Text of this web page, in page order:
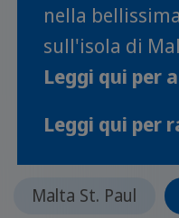
nella
sull'isola di
Leggi qui per
Leggi qui per
Malta St. Paul